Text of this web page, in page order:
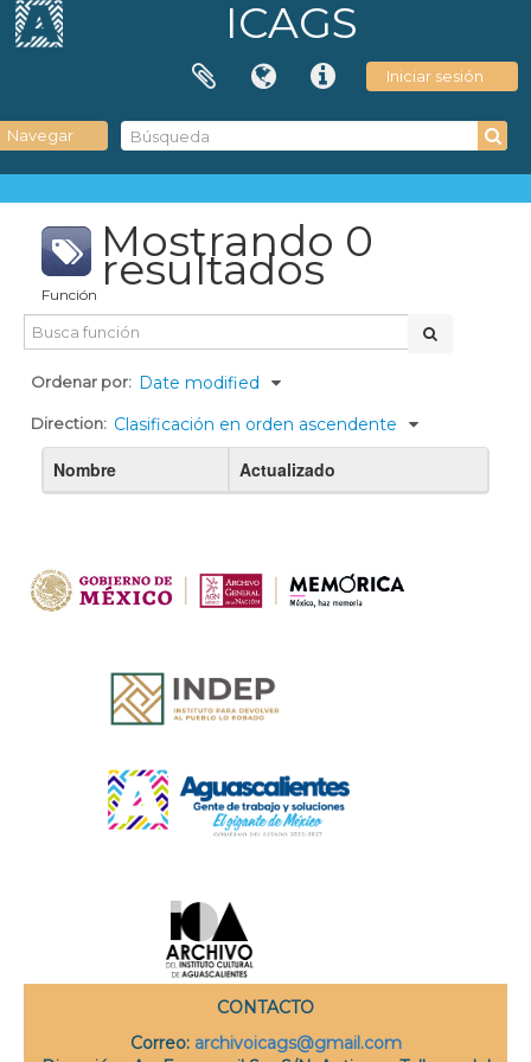
ICAGS
Iniciar sesión
Navegar
Mostrando 0
resultados
Función
Ordenar por: Date modified
Direction: Clasificación en orden ascendente
Nombre Actualizado
CONTACTO
Correo: archivoicags@gmail.com